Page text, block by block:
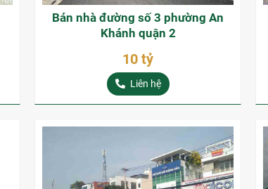
Bán nhà đường số 3 phường An
Khánh quận 2
10 tỷ
Liên hệ